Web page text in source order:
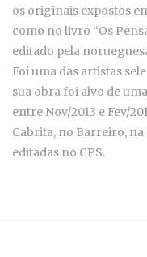
os originais expostos
como no livro “Os
editado pela
Foi uma das artistas
sua obra foi alvo de
entre Nov/2013 e Fev/
Cabrita, no Barreiro,
editadas no CPS.